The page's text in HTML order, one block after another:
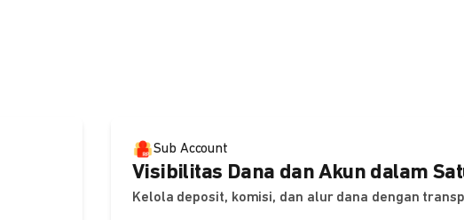
Sub Account
Visibilitas Dana dan Akun dalam
Kelola deposit, komisi, dan alur dana dengan